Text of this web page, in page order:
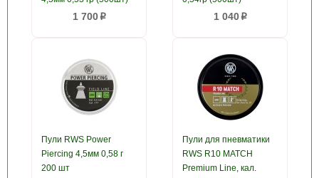
1 700p 1 040p
Пули RWS Power
Piercing 4,5мм 0,58 г
200 шт
Пули для пневматики
RWS R10 MATCH
Premium Line, кал.